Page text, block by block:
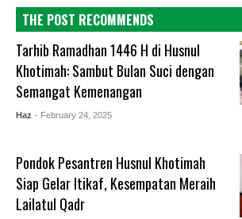
THE POST RECOMMENDS
Tarhib Ramadhan 1446 H di Husnul
Khotimah: Sambut Bulan Suci dengan
Semangat Kemenangan
Haz - February 24, 2025
Pondok Pesantren Husnul Khotimah
Siap Gelar Itikaf, Kesempatan Meraih
Lailatul Qadr